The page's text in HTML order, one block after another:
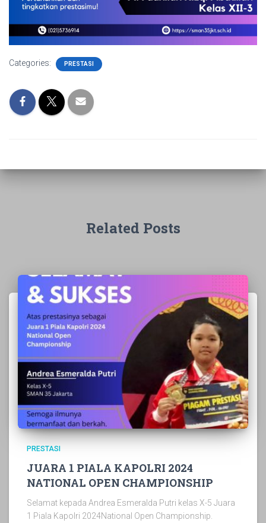
Categories: PRESTASI
Related Posts
PRESTASI
JUARA 1 PIALA KAPOLRI 2024
NATIONAL OPEN CHAMPIONSHIP
Selamat kepada Andrea Esmeralda Putri kelas X-5 Juara
1 Piala Kapolri 2024National Open Championship.